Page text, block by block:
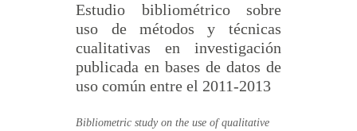
Estudio bibliométrico sobre
uso de métodos y técnicas
cualitativas en investigación
publicada en bases de datos de
uso común entre el 2011-2013
Bibliometric study on the use of qualitative